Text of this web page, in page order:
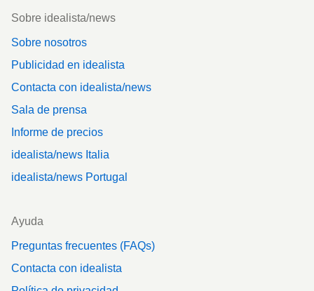
Footer
Sobre idealista/news
Sobre nosotros
Publicidad en idealista
Contacta con idealista/news
Sala de prensa
Informe de precios
idealista/news Italia
idealista/news Portugal
Ayuda
Preguntas frecuentes (FAQs)
Contacta con idealista